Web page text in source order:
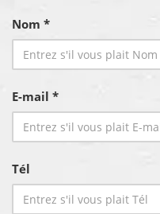
Nom *
E-mail *
Tél